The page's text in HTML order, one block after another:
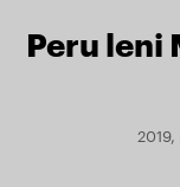
Peru leni